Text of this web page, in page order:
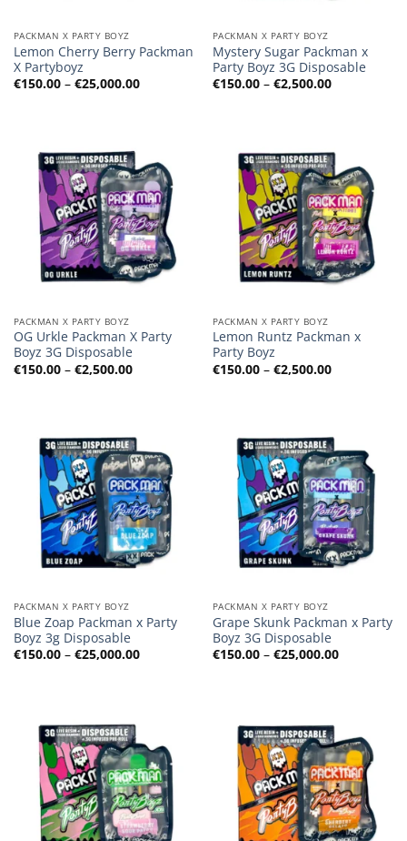
PACKMAN X PARTY BOYZ
Lemon Cherry Berry Packman
X Partyboyz
€150.00 – €25,000.00Preisspanne:
PACKMAN X PARTY BOYZ
Mystery Sugar Packman x
Party Boyz 3G Disposable
€150.00 – €2,500.00
PACKMAN X PARTY BOYZ
OG Urkle Packman X Party
Boyz 3G Disposable
€150.00 – €2,500.00Preisspanne:
€150.00
PACKMAN X PARTY BOYZ
Lemon Runtz Packman x
Party Boyz
€150.00 – €2,500.00
€150.00
PACKMAN X PARTY BOYZ
Blue Zoap Packman x Party
Boyz 3g Disposable
€150.00 – €25,000.00Preisspanne:
PACKMAN X PARTY BOYZ
Grape Skunk Packman x Party
Boyz 3G Disposable
€150.00 – €25,000.00